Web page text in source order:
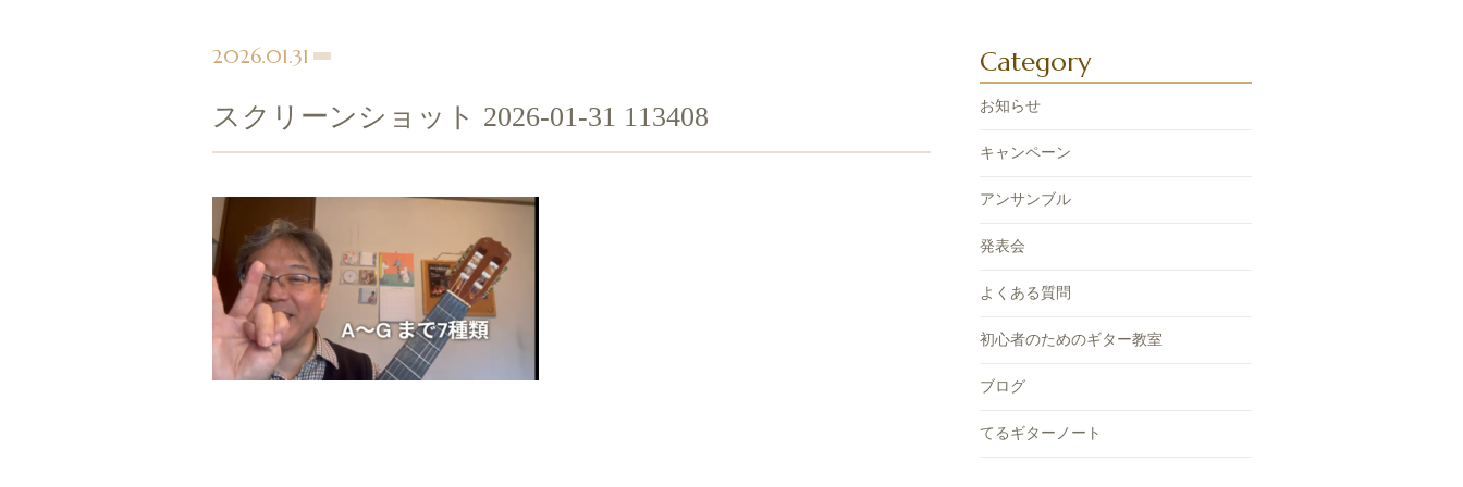
2026.01.31
スクリーンショット 2026-01-31 113408
Category
お知らせ
キャンペーン
アンサンブル
発表会
よくある質問
初心者のためのギター教室
ブログ
てるギターノート